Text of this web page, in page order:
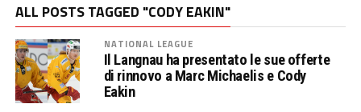
ALL POSTS TAGGED "CODY EAKIN"
NATIONAL LEAGUE
Il Langnau ha presentato le sue offerte
di rinnovo a Marc Michaelis e Cody
Eakin